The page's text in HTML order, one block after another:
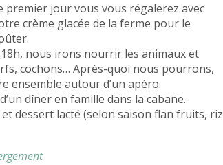
premier jour vous vous régalerez avec
crème glacée de la ferme pour le
nous irons nourrir les animaux et
cochons… Après-quoi nous pourrons,
ensemble autour d’un apéro.
dîner en famille dans la cabane.
dessert lacté (selon saison flan fruits, riz